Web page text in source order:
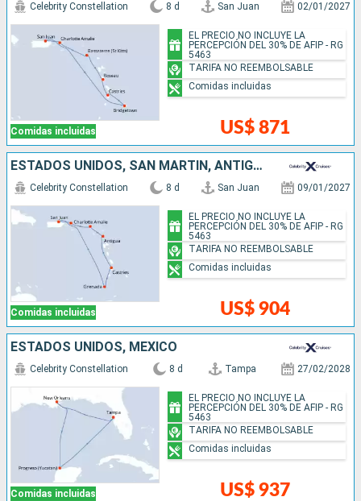
Comidas incluidas
Celebrity Constellation 8 d San Juan 02/01/2027
US$ 871
EL PRECIO NO INCLUYE LA
PERCEPCIÓN DEL 30% DE AFIP - RG
5463
TARIFA NO REEMBOLSABLE
Comidas incluidas
ESTADOS UNIDOS, SAN MARTÍN, ANTIGUA Y BARBUDA, SANTA LUCIA, GRENADA, PUERTO RICO
Comidas incluidas
Celebrity Constellation 8 d San Juan 09/01/2027
US$ 904
EL PRECIO NO INCLUYE LA
PERCEPCIÓN DEL 30% DE AFIP - RG
5463
TARIFA NO REEMBOLSABLE
Comidas incluidas
ESTADOS UNIDOS, MÉXICO
Comidas incluidas
Celebrity Constellation 8 d Tampa 27/02/2028
US$ 937
EL PRECIO NO INCLUYE LA
PERCEPCIÓN DEL 30% DE AFIP - RG
5463
TARIFA NO REEMBOLSABLE
Comidas incluidas